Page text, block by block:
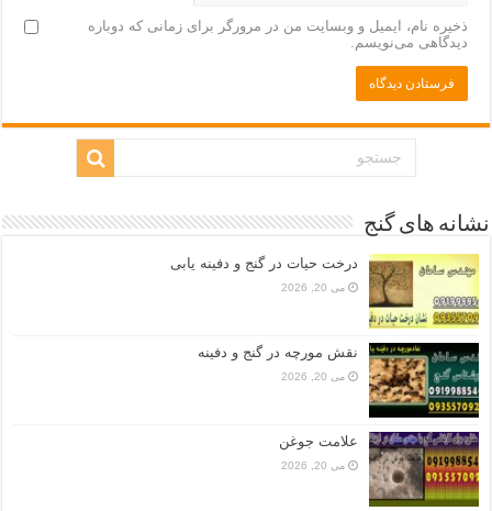
ذخیره نام، ایمیل و وبسایت من در مرورگر برای زمانی که دوباره
دیدگاهی می‌نویسم.
نشانه های گنج
درخت حیات در گنج و دفینه یابی
می 20, 2026
نقش مورچه در گنج و دفینه
می 20, 2026
علامت جوغن
می 20, 2026